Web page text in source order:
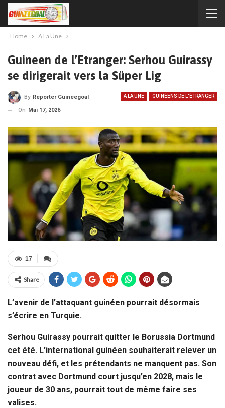
Home A La Une
Guineen de l’Etranger: Serhou Guirassy
se dirigerait vers la Süper Lig
A LA UNE GUINÉENS DE L'ÉTRANGER
By Reporter Guineegoal
On
Mai 17, 2026
17
Share
L’avenir de l’attaquant guinéen pourrait désormais
s’écrire en Turquie.
Serhou Guirassy pourrait quitter le Borussia Dortmund
cet été. L’international guinéen souhaiterait relever un
nouveau défi, et les prétendants ne manquent pas. Son
contrat avec Dortmund court jusqu’en 2028, mais le
joueur de 30 ans, pourrait tout de même faire ses
valises.